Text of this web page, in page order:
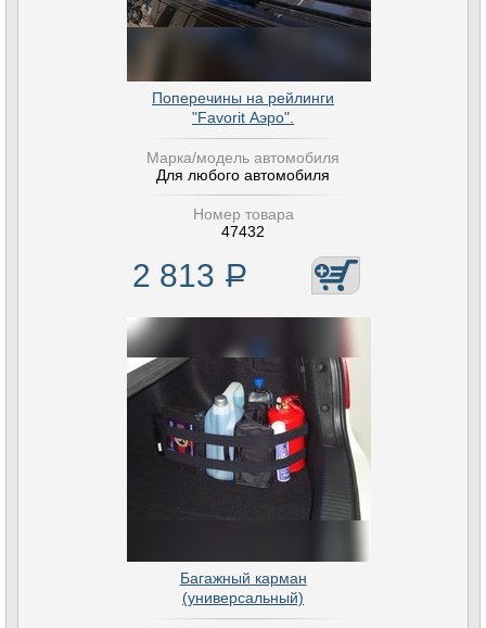
Поперечины на рейлинги
"Favorit Аэро".
Марка/модель автомобиля
Для любого автомобиля
Номер товара
47432
2 813 Р
Багажный карман
(универсальный)